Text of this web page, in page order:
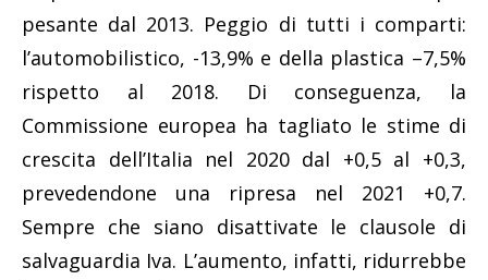
pesante dal 2013. Peggio di tutti i comparti:
l’automobilistico, -13,9% e della plastica –7,5%
rispetto al 2018. Di conseguenza, la
Commissione europea ha tagliato le stime di
crescita dell’Italia nel 2020 dal +0,5 al +0,3,
prevedendone una ripresa nel 2021 +0,7.
Sempre che siano disattivate le clausole di
salvaguardia Iva. L’aumento, infatti, ridurrebbe